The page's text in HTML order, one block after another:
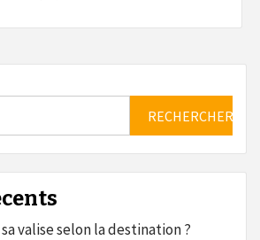
valise selon la destination ?